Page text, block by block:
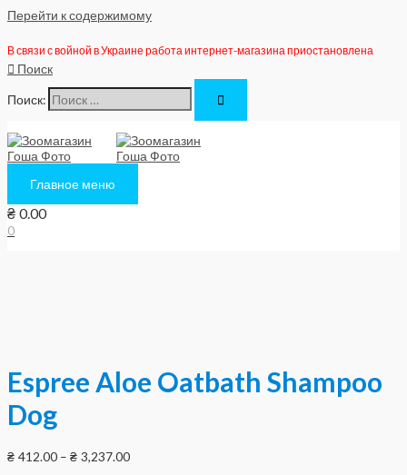
Перейти к содержимому
В связи с войной в Украине работа интернет-магазина приостановлена
Поиск
Поиск:
Главное меню
₴ 0.00
0
Espree Aloe Oatbath Shampoo
Dog
₴ 412.00 – ₴ 3,237.00